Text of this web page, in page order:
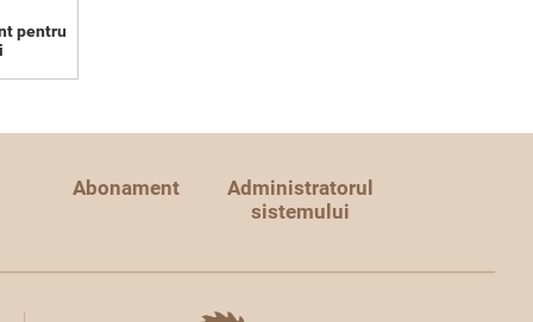
pentru
Abonament
Administratorul
sistemului